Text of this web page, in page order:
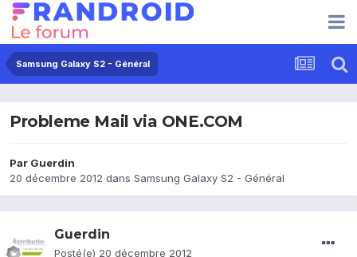
Samsung Galaxy S2 - Général
Probleme Mail via ONE.COM
Par Guerdin
20 décembre 2012 dans Samsung Galaxy S2 - Général
Guerdin
Posté(e) 20 décembre 2012